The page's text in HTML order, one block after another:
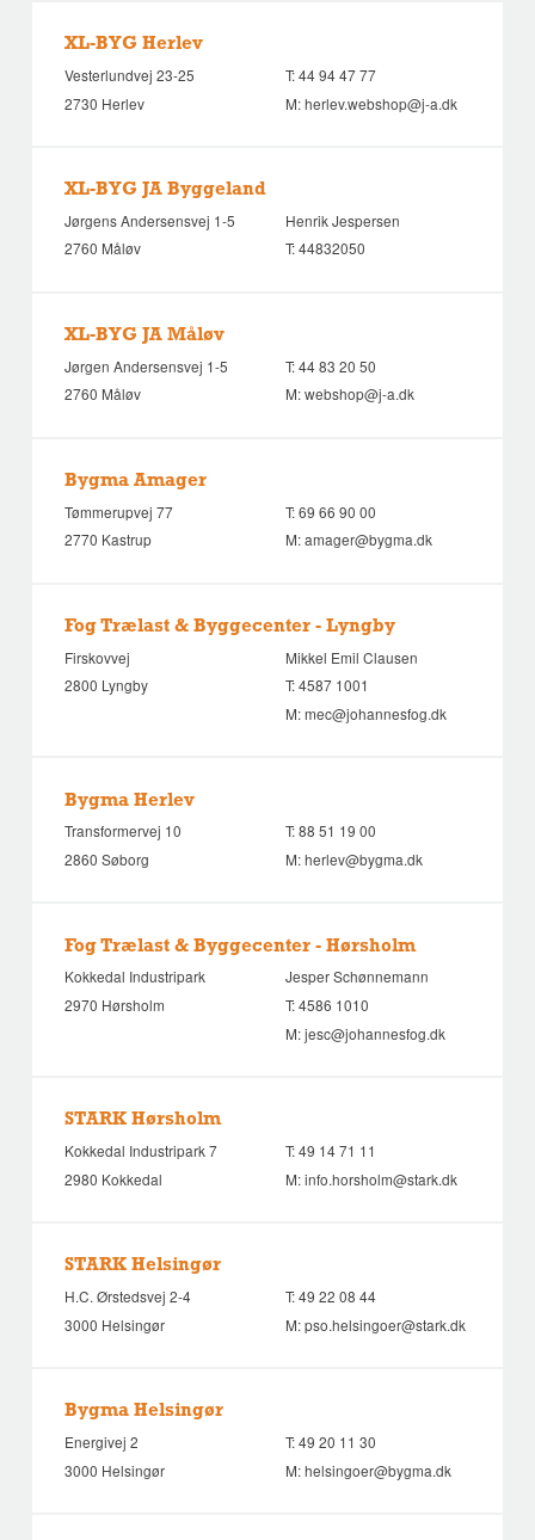
XL-BYG Herlev
Vesterlundvej 23-25
2730 Herlev
T:44 94 47 77
M:herlev.webshop@j-a.dk
XL-BYG JA Byggeland
Jørgens Andersensvej 1-5
2760 Måløv
Henrik Jespersen
T:44832050
XL-BYG JA Måløv
Jørgen Andersensvej 1-5
2760 Måløv
T:44 83 20 50
M:webshop@j-a.dk
Bygma Amager
Tømmerupvej 77
2770 Kastrup
T:69 66 90 00
M:amager@bygma.dk
Fog Trælast & Byggecenter - Lyngby
Firskovvej
2800 Lyngby
Mikkel Emil Clausen
T:4587 1001
M:mec@johannesfog.dk
Bygma Herlev
Transformervej 10
2860 Søborg
T:88 51 19 00
M:herlev@bygma.dk
Fog Trælast & Byggecenter - Hørsholm
Kokkedal Industripark
2970 Hørsholm
Jesper Schønnemann
T:4586 1010
M:jesc@johannesfog.dk
STARK Hørsholm
Kokkedal Industripark 7
2980 Kokkedal
T:49 14 71 11
M:info.horsholm@stark.dk
STARK Helsingør
H.C. Ørstedsvej 2-4
3000 Helsingør
T:49 22 08 44
M:pso.helsingoer@stark.dk
Bygma Helsingør
Energivej 2
3000 Helsingør
T:49 20 11 30
M:helsingoer@bygma.dk